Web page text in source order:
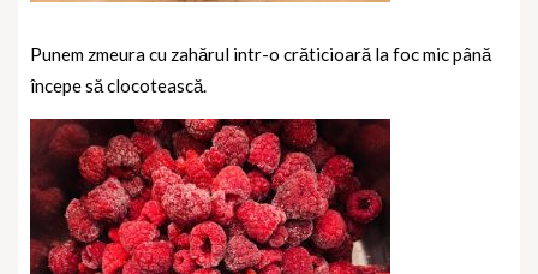
Punem zmeura cu zahărul intr-o crăticioară la foc mic până
începe să clocotească.